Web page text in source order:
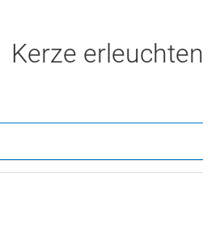
Kerze erleuchten